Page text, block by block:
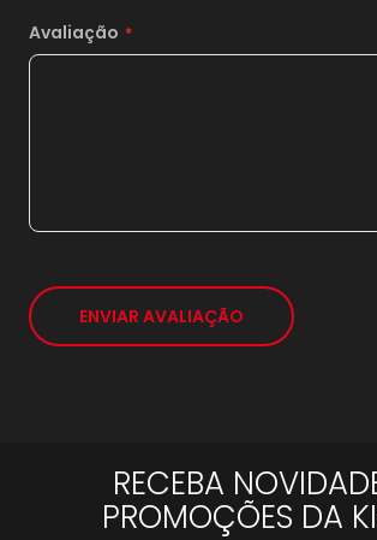
Avaliação
ENVIAR AVALIAÇÃO
RECEBA
PROMOÇÕES DA